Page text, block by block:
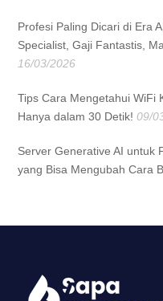
Profesi Paling Dicari di Era
Specialist, Gaji Fantastis,
16/03/2026
Tips Cara Mengetahui WiFi
Hanya dalam 30 Detik! 09/
Server Generative AI untuk
yang Bisa Mengubah Cara